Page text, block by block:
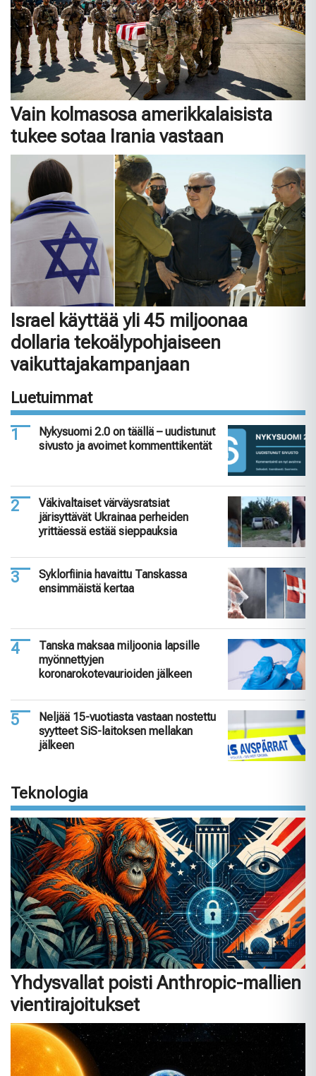
Vain kolmasosa amerikkalaisista
tukee sotaa Irania vastaan
Israel käyttää yli 45 miljoonaa
dollaria tekoälypohjaiseen
vaikuttajakampanjaan
Luetuimmat
Nykysuomi 2.0 on täällä – uudistunut
sivusto ja avoimet kommenttikentät
Väkivaltaiset värväysratsiat
järisyttävät Ukrainaa perheiden
yrittäessä estää sieppauksia
Syklorfiinia havaittu Tanskassa
ensimmäistä kertaa
Tanska maksaa miljoonia lapsille
myönnettyjen
koronarokotevaurioiden jälkeen
Neljää 15-vuotiasta vastaan nostettu
syytteet SiS-laitoksen mellakan
jälkeen
Teknologia
Yhdysvallat poisti Anthropic-mallien
vientirajoitukset